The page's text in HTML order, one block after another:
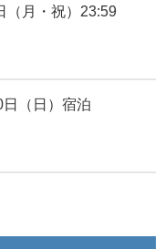
（月・祝）23:59
（日）宿泊